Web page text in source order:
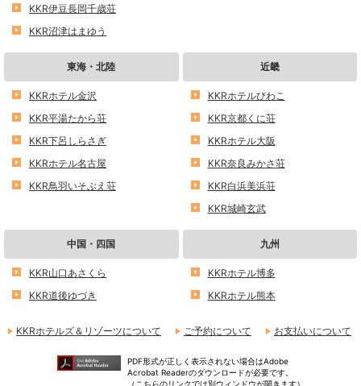
KKR伊豆長岡千歳荘
KKR沼津はまゆう
東海・北陸
KKRホテル金沢
KKR平湯たから荘
KKR下呂しらさぎ
KKRホテル名古屋
KKR鳥羽いそぶえ荘
近畿
KKRホテルびわこ
KKR京都くに荘
KKRホテル大阪
KKR奈良みかさ荘
KKR白浜美浜荘
KKR城崎玄武
中国・四国
KKR山口あさくら
KKR道後ゆづき
九州
KKRホテル博多
KKRホテル熊本
KKRホテルズ＆リゾーツについて ご予約について お支払いについて
PDF形式が正しく表示されない場合はAdobe
Acrobat Readerのダウンロードが必要です。
（こちらのリンクでは別ウィンドウが開きます）